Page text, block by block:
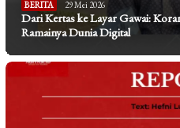
BERITA 29 Mei 2026
Dari Kertas ke Layar Gawai:
Ramainya Dunia Digital